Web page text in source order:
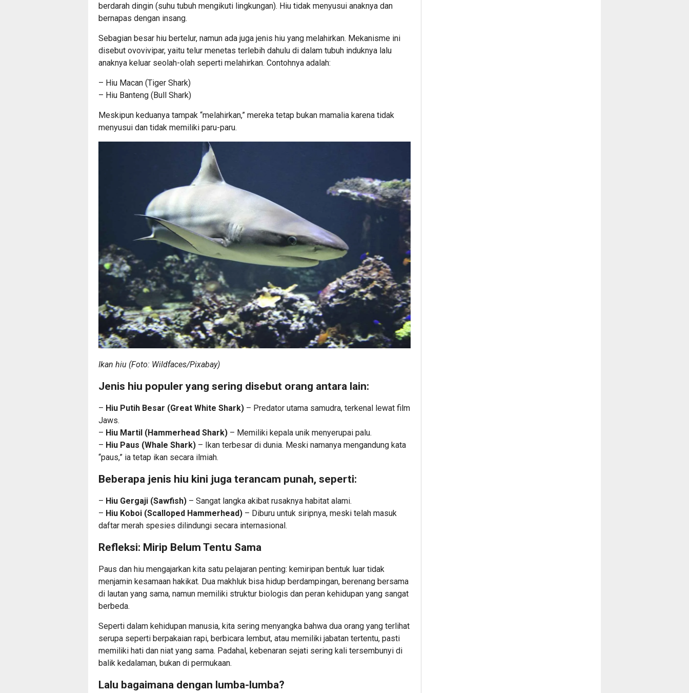
berdarah dingin (suhu tubuh mengikuti lingkungan). Hiu tidak menyusui anaknya dan
bernapas dengan insang.
Sebagian besar hiu bertelur, namun ada juga jenis hiu yang melahirkan. Mekanisme ini
disebut ovovivipar, yaitu telur menetas terlebih dahulu di dalam tubuh induknya lalu
anaknya keluar seolah-olah seperti melahirkan. Contohnya adalah:
– Hiu Macan (Tiger Shark)
– Hiu Banteng (Bull Shark)
Meskipun keduanya tampak “melahirkan,” mereka tetap bukan mamalia karena tidak
menyusui dan tidak memiliki paru-paru.
Ikan hiu (Foto: Wildfaces/Pixabay)
Jenis hiu populer yang sering disebut orang antara lain:
– Hiu Putih Besar (Great White Shark) – Predator utama samudra, terkenal lewat film
Jaws.
– Hiu Martil (Hammerhead Shark) – Memiliki kepala unik menyerupai palu.
– Hiu Paus (Whale Shark) – Ikan terbesar di dunia. Meski namanya mengandung kata
“paus,” ia tetap ikan secara ilmiah.
Beberapa jenis hiu kini juga terancam punah, seperti:
– Hiu Gergaji (Sawfish) – Sangat langka akibat rusaknya habitat alami.
– Hiu Koboi (Scalloped Hammerhead) – Diburu untuk siripnya, meski telah masuk
daftar merah spesies dilindungi secara internasional.
Refleksi: Mirip Belum Tentu Sama
Paus dan hiu mengajarkan kita satu pelajaran penting: kemiripan bentuk luar tidak
menjamin kesamaan hakikat. Dua makhluk bisa hidup berdampingan, berenang bersama
di lautan yang sama, namun memiliki struktur biologis dan peran kehidupan yang sangat
berbeda.
Seperti dalam kehidupan manusia, kita sering menyangka bahwa dua orang yang terlihat
serupa seperti berpakaian rapi, berbicara lembut, atau memiliki jabatan tertentu, pasti
memiliki hati dan niat yang sama. Padahal, kebenaran sejati sering kali tersembunyi di
balik kedalaman, bukan di permukaan.
Lalu bagaimana dengan lumba-lumba?